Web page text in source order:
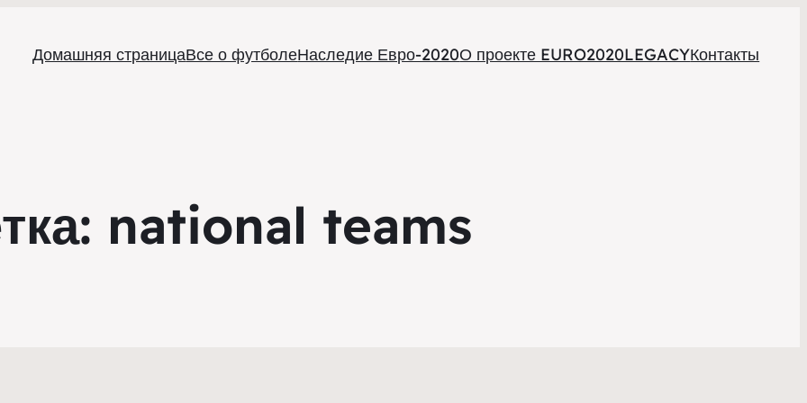
Домашняя страницаВсе о футболеНаследие Евро-2020О проекте EURO2020LEGACYКонтакты
national teams